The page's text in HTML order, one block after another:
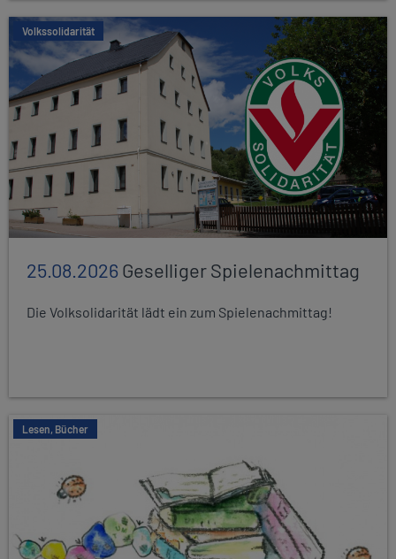
Volkssolidarität
25.08.2026Geselliger Spielenachmittag
Die Volksolidarität lädt ein zum Spielenachmittag!
Lesen, Bücher